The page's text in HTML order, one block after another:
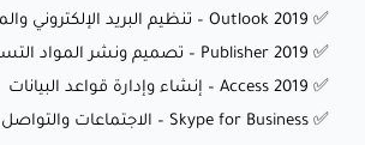
✅ Outlook 2019 – تنظيم البريد الإلكتروني والمواعيد
✅ Publisher 2019 – تصميم ونشر المواد التسويقية
✅ Access 2019 – إنشاء وإدارة قواعد البيانات
✅ Skype for Business – الاجتماعات والتواصل المؤسسي